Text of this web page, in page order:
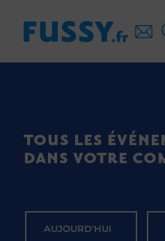
TOUS LES
DANS VOTRE
AUJOURD'HUI